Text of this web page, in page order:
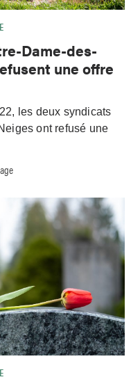
Dame-des-
une offre
les deux syndicats
ont refusé une